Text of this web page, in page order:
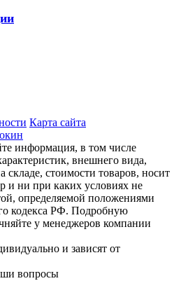
Карта сайта
информация, в том числе
внешнего вида,
складе, стоимости товаров, носит
и ни при каких условиях не
определяемой положениями
кодекса РФ. Подробную
у менеджеров компании
и зависят от
вопросы